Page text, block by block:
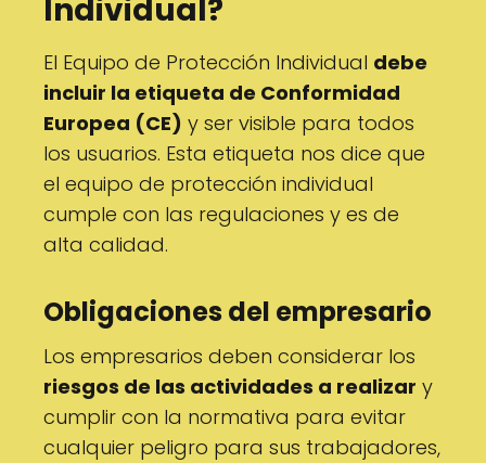
Individual?
El Equipo de Protección Individual debe
incluir la etiqueta de Conformidad
Europea (CE) y ser visible para todos
los usuarios. Esta etiqueta nos dice que
el equipo de protección individual
cumple con las regulaciones y es de
alta calidad.
Obligaciones del empresario
Los empresarios deben considerar los
riesgos de las actividades a realizar y
cumplir con la normativa para evitar
cualquier peligro para sus trabajadores,